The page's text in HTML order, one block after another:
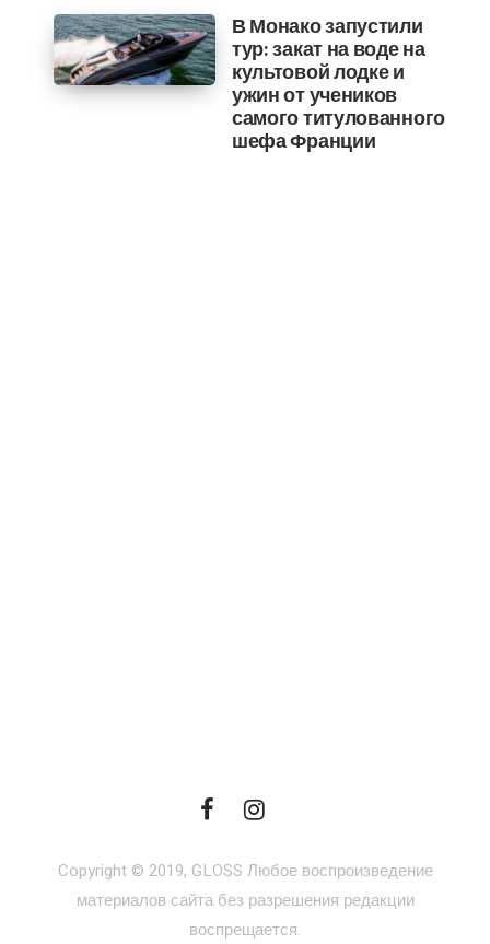
В Монако запустили
тур: закат на воде на
культовой лодке и
ужин от учеников
самого титулованного
шефа Франции
Copyright © 2019, GLOSS Любое воспроизведение
материалов сайта без разрешения редакции
воспрещается.